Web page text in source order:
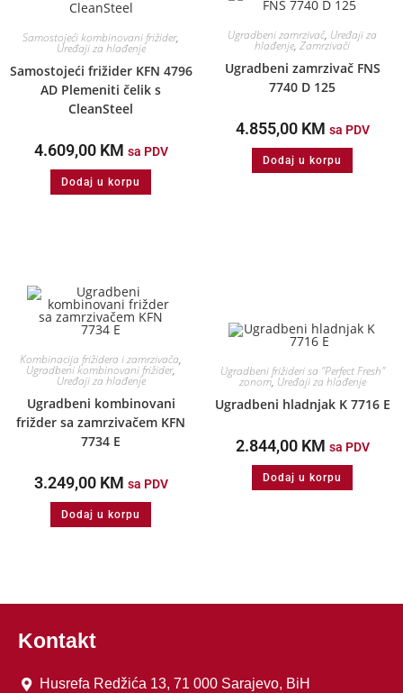
Samostojeći kombinovani frižider,
Uređaji za hlađenje
Samostojeći frižider KFN 4796
AD Plemeniti čelik s
CleanSteel
4.609,00 KM sa PDV
Dodaj u korpu
Ugradbeni zamrzivač, Uređaji za
hlađenje, Zamrzivači
Ugradbeni zamrzivač FNS
7740 D 125
4.855,00 KM sa PDV
Dodaj u korpu
Kombinacija frižidera i zamrzivača,
Ugradbeni kombinovani frižider,
Uređaji za hlađenje
Ugradbeni kombinovani
frižder sa zamrzivačem KFN
7734 E
3.249,00 KM sa PDV
Dodaj u korpu
Ugradbeni frižideri sa "Perfect Fresh"
zonom, Uređaji za hlađenje
Ugradbeni hladnjak K 7716 E
2.844,00 KM sa PDV
Dodaj u korpu
Kontakt
Husrefa Redžića 13, 71 000 Sarajevo, BiH